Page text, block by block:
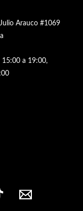
Arauco #1069
15:00 a 19:00,